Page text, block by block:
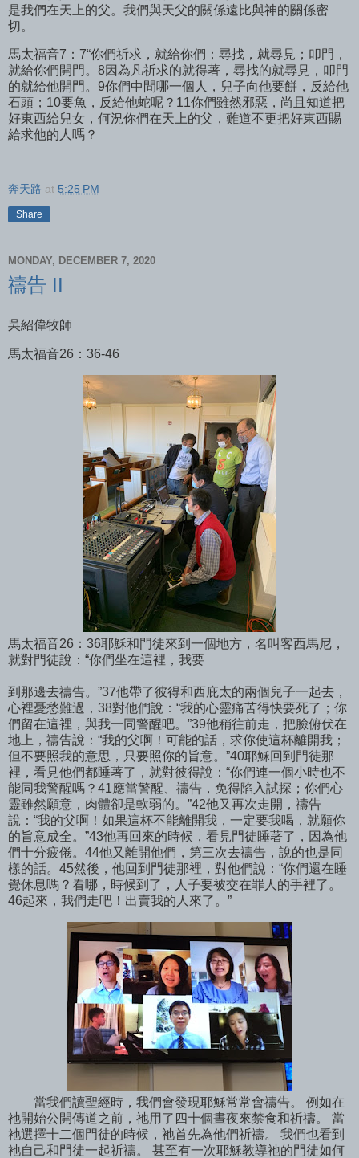
是我們在天上的父。我們與天父的關係遠比與神的關係密
切。
馬太福音7：7“你們祈求，就給你們；尋找，就尋見；叩門，
就給你們開門。8因為凡祈求的就得著，尋找的就尋見，叩門
的就給他開門。9你們中間哪一個人，兒子向他要餅，反給他
石頭；10要魚，反給他蛇呢？11你們雖然邪惡，尚且知道把
好東西給兒女，何況你們在天上的父，難道不更把好東西賜
給求他的人嗎？
奔天路 at 5:25 PM
Share
MONDAY, DECEMBER 7, 2020
禱告 II
吳紹偉牧師
馬太福音26：36-46
馬太福音26：36耶穌和門徒來到一個地方，名叫客西馬尼，
就對門徒說：“你們坐在這裡，我要
到那邊去禱告。”37他帶了彼得和西庇太的兩個兒子一起去，
心裡憂愁難過，38對他們說：“我的心靈痛苦得快要死了；你
們留在這裡，與我一同警醒吧。”39他稍往前走，把臉俯伏在
地上，禱告說：“我的父啊！可能的話，求你使這杯離開我；
但不要照我的意思，只要照你的旨意。”40耶穌回到門徒那
裡，看見他們都睡著了，就對彼得說：“你們連一個小時也不
能同我警醒嗎？41應當警醒、禱告，免得陷入試探；你們心
靈雖然願意，肉體卻是軟弱的。”42他又再次走開，禱告
說：“我的父啊！如果這杯不能離開我，一定要我喝，就願你
的旨意成全。”43他再回來的時候，看見門徒睡著了，因為他
們十分疲倦。44他又離開他們，第三次去禱告，說的也是同
樣的話。45然後，他回到門徒那裡，對他們說：“你們還在睡
覺休息嗎？看哪，時候到了，人子要被交在罪人的手裡了。
46起來，我們走吧！出賣我的人來了。”
當我們讀聖經時，我們會發現耶穌常常會禱告。 例如在
祂開始公開傳道之前，祂用了四十個晝夜來禁食和祈禱。 當
祂選擇十二個門徒的時候，祂首先為他們祈禱。 我們也看到
祂自己和門徒一起祈禱。 甚至有一次耶穌教導祂的門徒如何